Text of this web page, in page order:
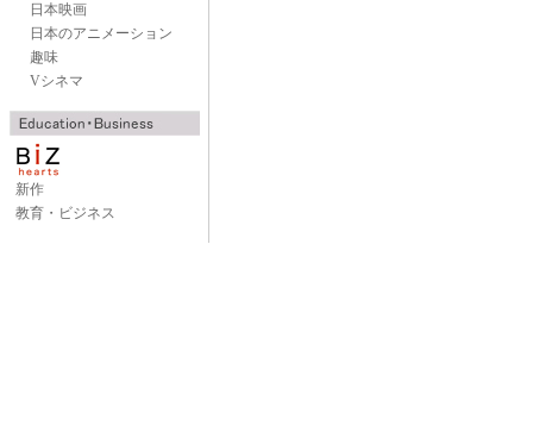
日本映画
日本のアニメーション
趣味
Vシネマ
新作
教育・ビジネス